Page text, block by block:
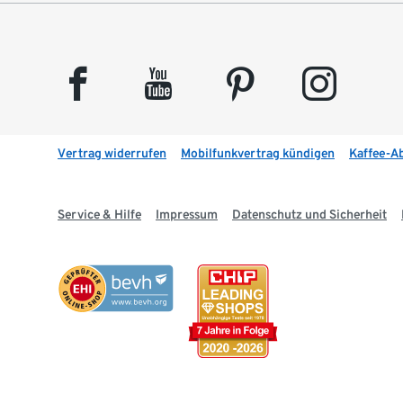
facebook youtube pinterest instagram
Vertrag widerrufen Mobilfunkvertrag kündigen Kaffee-
Service & Hilfe Impressum Datenschutz und Sicherheit